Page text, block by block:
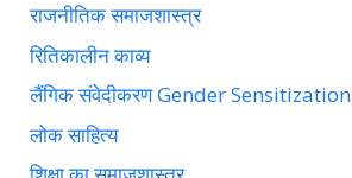
राजनीतिक समाजशास्त्र
रितिकालीन काव्य
लैंगिक संवेदीकरण Gender Sensitization
लोक साहित्य